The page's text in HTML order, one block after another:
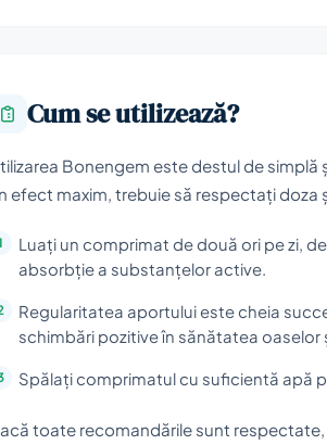
Cum se utilizează?
Bonengem este destul de
efect maxim, trebuie să respectați doza
Luați un comprimat de două ori pe zi,
absorbție a substanțelor active.
Regularitatea aportului este cheia
schimbări pozitive în sănătatea oaselor
Spălați comprimatul cu suficientă apă
toate recomandările sunt